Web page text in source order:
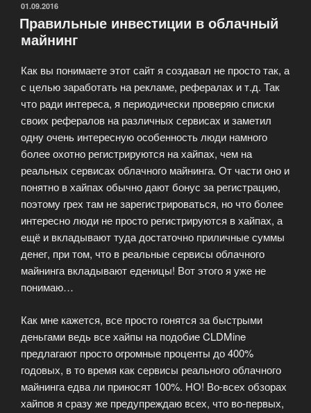
начало
Биткоин?»
ОПУБЛИКОВАНО
01.09.2016
Правильные инвестиции в облачный
майнинг
Как вы понимаете этот сайт я создавал не просто так, а
с целью заработать на рекламе, рефералах и т.д. Так
что ради интереса, я периодически проверяю списки
своих рефералов на различных сервисах и заметил
одну очень интересную особенность люди намного
более охотно регистрируются на хайпах, чем на
реальных сервисах облачного майнинга. От части оно и
понятно в хайпах обычно дают бонус за регистрацию,
поэтому грех там не зарегистрироваться, но что более
интересно люди не просто регистрируются в хайпах, а
ещё и вкладывают туда достаточно приличные суммы
денег, при том, что в реальные сервисы облачного
майнинга вкладывают еденицы! Вот этого я уже не
понимаю…
Как мне кажется, все просто гонятся за быстрыми
деньгами ведь все хайпы на подобие CLDMine
предлагают просто огромные проценты до 400%
годовых, в то время как сервисы реального облачного
майнинга едва ли приносят 100%. НО! Во-всех обзорах
хайпов я сразу же предупреждаю всех, что во-первых,